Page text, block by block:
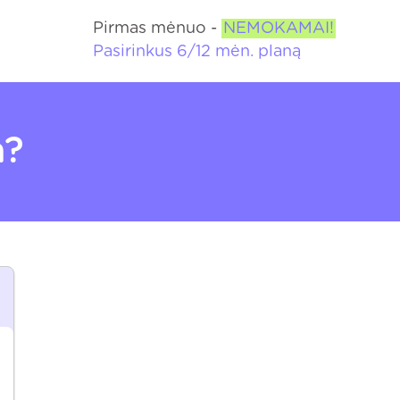
Pirmas mėnuo - NEMOKAMAI!
Pasirinkus 6/12 mėn. planą